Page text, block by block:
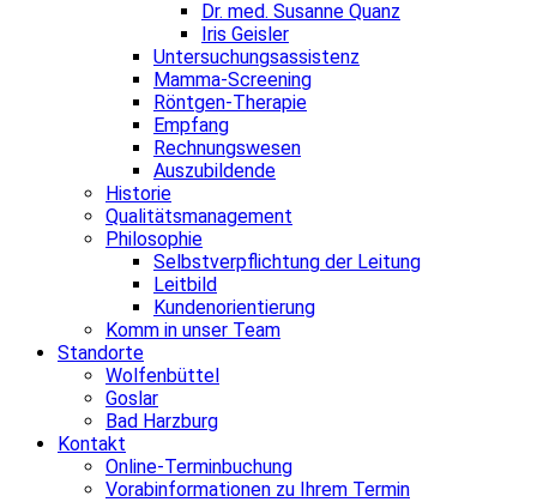
Dr. med. Susanne Quanz
Iris Geisler
Untersuchungsassistenz
Mamma-Screening
Röntgen-Therapie
Empfang
Rechnungswesen
Auszubildende
Historie
Qualitätsmanagement
Philosophie
Selbstverpflichtung der Leitung
Leitbild
Kundenorientierung
Komm in unser Team
Standorte
Wolfenbüttel
Goslar
Bad Harzburg
Kontakt
Online-Terminbuchung
Vorabinformationen zu Ihrem Termin